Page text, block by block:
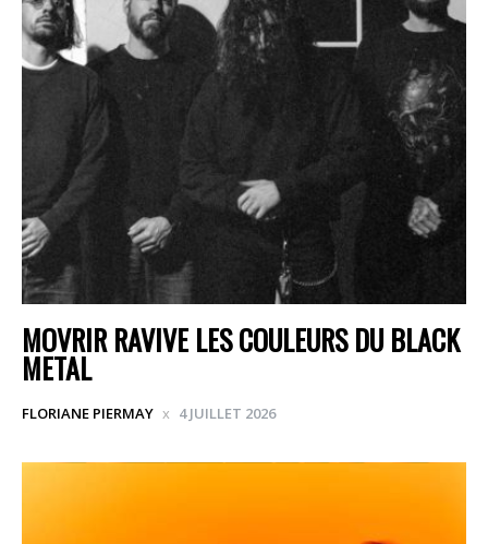
MOVRIR RAVIVE LES COULEURS DU BLACK
METAL
FLORIANE PIERMAY 4 JUILLET 2026